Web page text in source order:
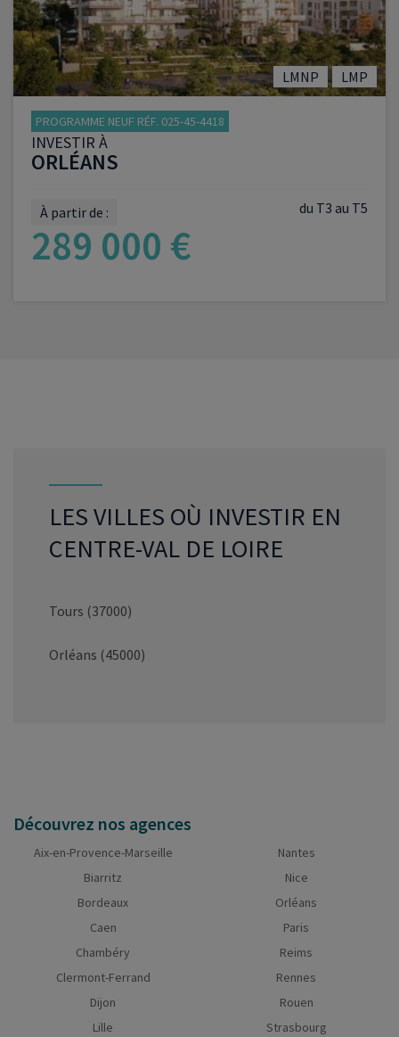
LMNP LMP
PROGRAMME NEUF RÉF. 025-45-4418
INVESTIR À
ORLÉANS
du T3 au T5
À partir de :
289 000 €
LES VILLES OÙ INVESTIR EN
CENTRE-VAL DE LOIRE
Tours (37000)
Orléans (45000)
Découvrez nos agences
Aix-en-Provence-Marseille
Biarritz
Bordeaux
Caen
Chambéry
Clermont-Ferrand
Dijon
Lille
Nantes
Nice
Orléans
Paris
Reims
Rennes
Rouen
Strasbourg